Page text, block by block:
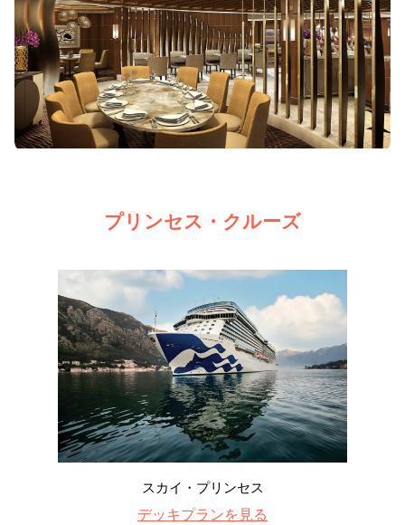
プリンセス・クルーズ
スカイ・プリンセス
デッキプランを見る